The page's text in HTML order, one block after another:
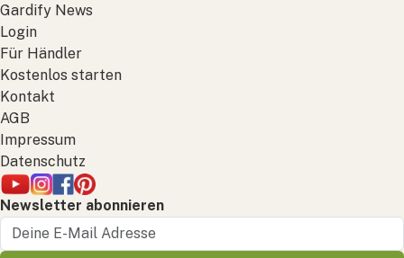
Gardify News
Login
Für Händler
Kostenlos starten
Kontakt
AGB
Impressum
Datenschutz
Newsletter abonnieren